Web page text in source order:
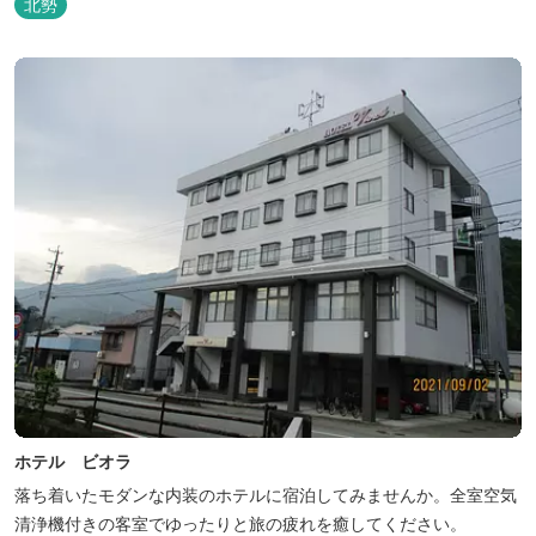
北勢
ホテル ビオラ
落ち着いたモダンな内装のホテルに宿泊してみませんか。全室空気
清浄機付きの客室でゆったりと旅の疲れを癒してください。